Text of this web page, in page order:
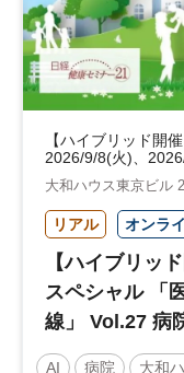
【ハイブリッド開
2026/9/8(火)、
大和ハウス東京ビル
リアル オンラ
【ハイブリッ
スペシャル 「
線」 Vol.27 病
～診療報酬改
AI 病院 大和